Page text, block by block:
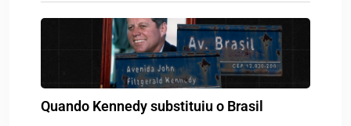
Quando Kennedy substituiu o Brasil